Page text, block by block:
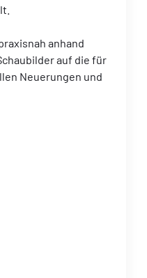
anhand
auf die für
Neuerungen und